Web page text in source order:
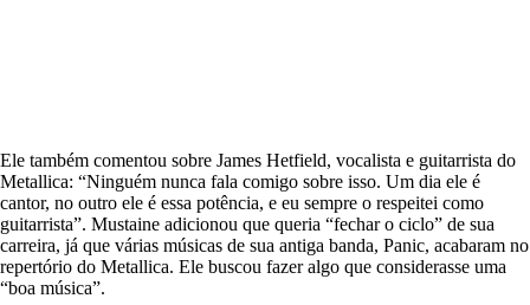
Ele também comentou sobre James Hetfield, vocalista e guitarrista do
Metallica: “Ninguém nunca fala comigo sobre isso. Um dia ele é
cantor, no outro ele é essa potência, e eu sempre o respeitei como
guitarrista”. Mustaine adicionou que queria “fechar o ciclo” de sua
carreira, já que várias músicas de sua antiga banda, Panic, acabaram no
repertório do Metallica. Ele buscou fazer algo que considerasse uma
“boa música”.